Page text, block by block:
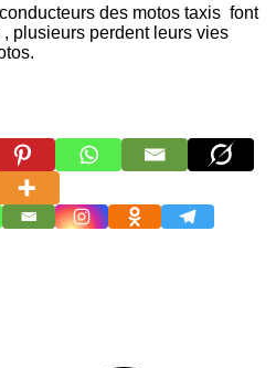
des motos taxis font
plusieurs perdent leurs vies